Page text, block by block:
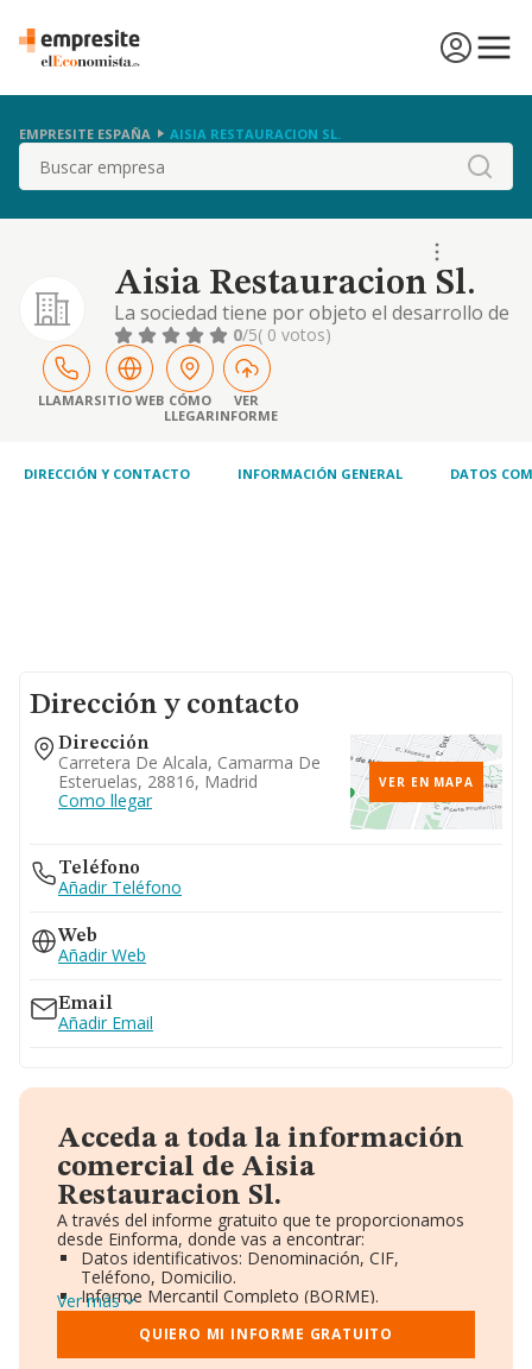
EMPRESITE ESPAÑA AISIA RESTAURACION SL.
Buscar
Aisia Restauracion Sl.
La sociedad tiene por objeto el desarrollo de
las actividades correspondientes a los
siguientes códigos y descripciones de la
clasificación nacional de actividades
económicas: actividad principal: 56.30 /
establecimientos de bebidas otras
comidas, etc
0/5( 0 votos)
LLAMARSITIO WEB CÓMO
LLEGAR
VER
INFORME
DIRECCIÓN Y CONTACTO INFORMACIÓN GENERAL DATOS
Dirección y contacto
Dirección
Carretera De Alcala, Camarma De
Esteruelas, 28816, Madrid
Como llegar
VER EN MAPA
Teléfono
Añadir Teléfono
Web
Añadir Web
Email
Añadir Email
Acceda a toda la información
comercial de Aisia
Restauracion Sl.
A través del informe gratuito que te proporcionamos
desde Einforma, donde vas a encontrar:
Datos identificativos: Denominación, CIF,
Teléfono, Domicilio.
Informe Mercantil Completo (BORME).
Gráficos de Evolución Ventas y Empleados.
Consejo de Administración y Administradores.
Directivos y Ejecutivos.
Ver más
QUIERO MI INFORME GRATUITO